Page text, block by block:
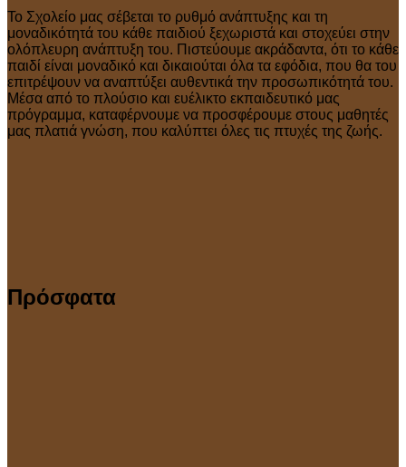
Το Σχολείο μας σέβεται το ρυθμό ανάπτυξης και τη
μοναδικότητά του κάθε παιδιού ξεχωριστά και στοχεύει στην
ολόπλευρη ανάπτυξη του. Πιστεύουμε ακράδαντα, ότι το κάθε
παιδί είναι μοναδικό και δικαιούται όλα τα εφόδια, που θα του
επιτρέψουν να αναπτύξει αυθεντικά την προσωπικότητά του.
Μέσα από το πλούσιο και ευέλικτο εκπαιδευτικό μας
πρόγραμμα, καταφέρνουμε να προσφέρουμε στους μαθητές
μας πλατιά γνώση, που καλύπτει όλες τις πτυχές της ζωής.
Πρόσφατα